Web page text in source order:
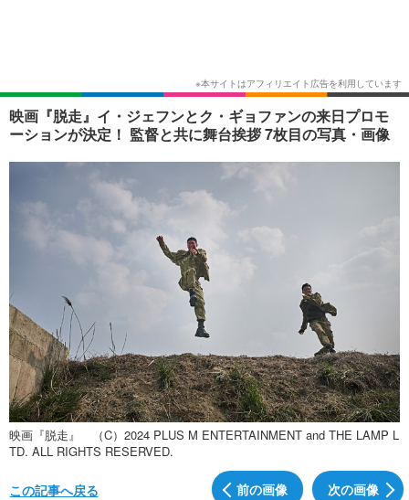
ショッピング その他
映画『脱走』イ・ジェフンとク・ギョファンの来日プロモ
ーションが決定！ 監督と共に舞台挨拶 7枚目の写真・画像
映画『脱走』 （C）2024 PLUS M ENTERTAINMENT and THE LAMP L
TD. ALL RIGHTS RESERVED.
前の画像 次の画像
この記事へ戻る